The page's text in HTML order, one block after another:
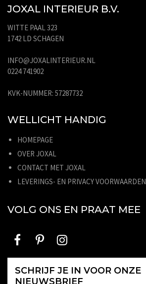
JOXAL INTERIEUR B.V.
WITTE PAAL 323
1742 LD SCHAGEN
INFO@JOXALINTERIEUR.NL
0224 741902
KVK-NUMMER: 57287732
WELLICHT HANDIG
HOMEPAGE
OVER JOXAL
CONTACT MET JOXAL
LEVERINGS- EN PRIVACY VOORWAARDEN
VOLG ONS EN PRAAT MEE
SCHRIJF JE IN VOOR ONZE
NIEUWSBRIEF